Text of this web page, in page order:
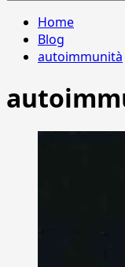
Home
Blog
autoimmunità